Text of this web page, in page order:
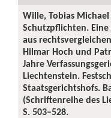
Wille, Tobias
Schutzpflichten.
aus
Hilmar Hoch und
Jahre
Liechtenstein.
Staatsgerichtshofs.
(Schriftenreihe des
S. 503–528.